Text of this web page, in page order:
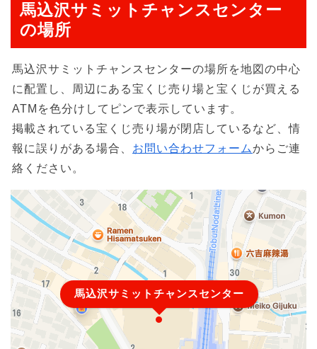
馬込沢サミットチャンスセンター
の場所
馬込沢サミットチャンスセンターの場所を地図の中心
に配置し、周辺にある宝くじ売り場と宝くじが買える
ATMを色分けしてピンで表示しています。
掲載されている宝くじ売り場が閉店しているなど、情
報に誤りがある場合、 お問い合わせフォームからご連
絡ください。
馬込沢サミットチャンスセンター